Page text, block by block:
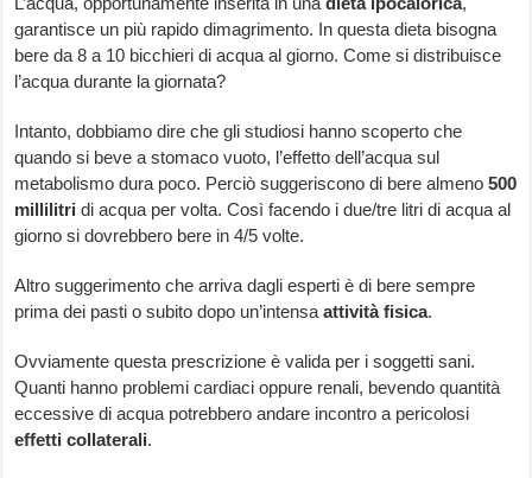
garantisce un più rapido dimagrimento. In questa dieta bisogna
bere da 8 a 10 bicchieri di acqua al giorno. Come si distribuisce
l’acqua durante la giornata?
Intanto, dobbiamo dire che gli studiosi hanno scoperto che
quando si beve a stomaco vuoto, l’effetto dell’acqua sul
metabolismo dura poco. Perciò suggeriscono di bere almeno500
millilitri di acqua per volta. Così facendo i due/tre litri di acqua al
giorno si dovrebbero bere in 4/5 volte.
Altro suggerimento che arriva dagli esperti è di bere sempre
prima dei pasti o subito dopo un’intensaattività fisica.
Ovviamente questa prescrizione è valida per i soggetti sani.
Quanti hanno problemi cardiaci oppure renali, bevendo quantità
eccessive di acqua potrebbero andare incontro a pericolosi
effetti collaterali.